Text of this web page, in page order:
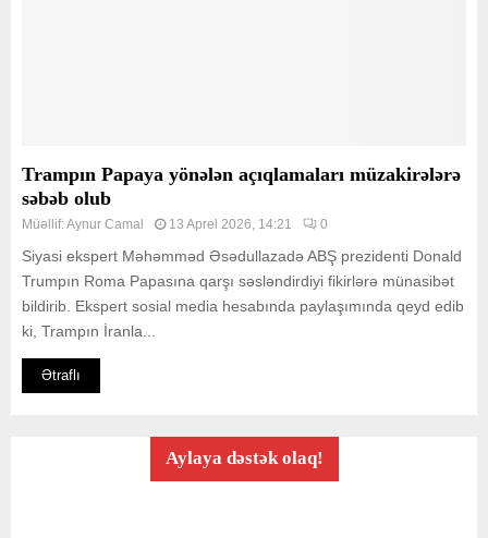
Trampın Papaya yönələn açıqlamaları müzakirələrə
səbəb olub
Müəllif:Aynur Camal 13 Aprel 2026, 14:21 0
Siyasi ekspert Məhəmməd Əsədullazadə ABŞ prezidenti Donald
Trumpın Roma Papasına qarşı səsləndirdiyi fikirlərə münasibət
bildirib. Ekspert sosial media hesabında paylaşımında qeyd edib
ki, Trampın İranla...
Ətraflı
Aylaya dəstək olaq!